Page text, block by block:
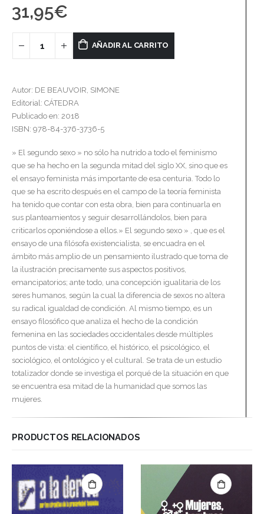
31,95€
AÑADIR AL CARRITO
Autor: DE BEAUVOIR, SIMONE
Editorial: CÁTEDRA
Publicado en: 2018
ISBN: 978-84-376-3736-5
» El segundo sexo » no sólo ha nutrido a todo el feminismo
que se ha hecho en la segunda mitad del siglo XX, sino que es
el ensayo feminista más importante de esa centuria. Todo lo
que se ha escrito después en el campo de la teoría feminista
ha tenido que contar con esta obra, bien para continuarla en
sus planteamientos y seguir desarrollándolos, bien para
criticarlos oponiéndose a ellos.» El segundo sexo » , que es el
ensayo de una filósofa existencialista, se encuadra en el
ámbito más amplio de un pensamiento ilustrado que toma de
la ilustración precisamente sus aspectos positivos,
emancipatorios; ante todo, una concepción igualitaria de los
seres humanos, según la cual la diferencia de sexos no altera
su radical igualdad de condición. Al mismo tiempo, es un
ensayo filosófico que analiza el hecho de la condición
femenina en las sociedades occidentales desde múltiples
puntos de vista: el científico, el histórico, el psicológico, el
sociológico, el ontológico y el cultural. Se trata de un estudio
totalizador donde se investiga el porqué de la situación en que
se encuentra esa mitad de la humanidad que somos las
mujeres.
PRODUCTOS RELACIONADOS